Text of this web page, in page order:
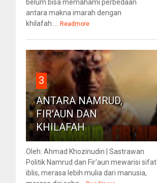
belum bisa memahami perbedaan
antara makna imarah dengan
khilafah....
Readmore
3
ANTARA NAMRUD,
FIR'AUN DAN
KHILAFAH
Oleh: Ahmad Khozinudin | Sastrawan
Politik Namrud dan Fir'aun mewarisi sifat
iblis, merasa lebih mulia dari manusia,